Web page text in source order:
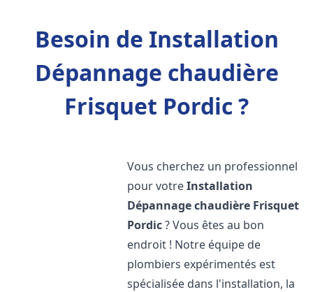
Besoin de Installation
Dépannage chaudière
Frisquet Pordic ?
Vous cherchez un professionnel
pour votreInstallation
Dépannage chaudière Frisquet
Pordic? Vous êtes au bon
endroit ! Notre équipe de
plombiers expérimentés est
spécialisée dans l'installation, la